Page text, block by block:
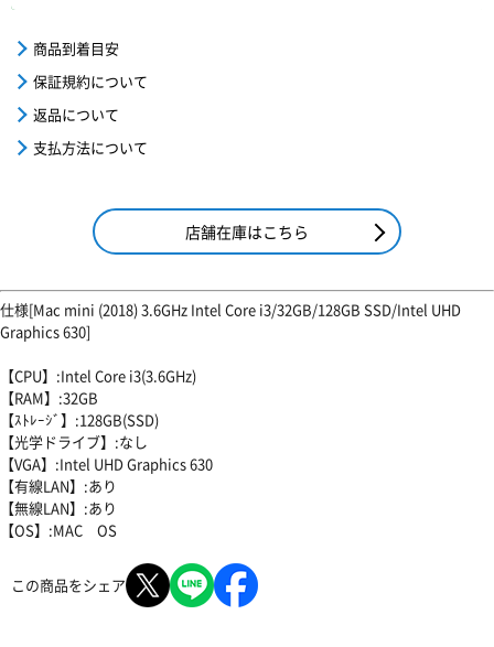
商品到着目安
保証規約について
返品について
支払方法について
店舗在庫はこちら
仕様[Mac mini (2018) 3.6GHz Intel Core i3/32GB/128GB SSD/Intel UHD
Graphics 630]
【CPU】:Intel Core i3(3.6GHz)
【RAM】:32GB
【ｽﾄﾚｰｼﾞ】:128GB(SSD)
【光学ドライブ】:なし
【VGA】:Intel UHD Graphics 630
【有線LAN】:あり
【無線LAN】:あり
【OS】:MAC OS
この商品をシェア